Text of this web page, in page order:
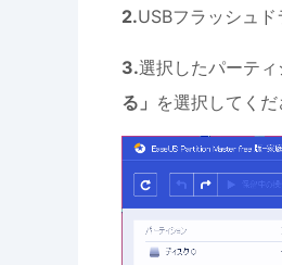
2.USBフラッシュ
3.選択したパーティ
る」 を選択してくだ